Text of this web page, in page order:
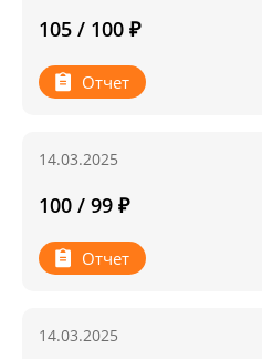
105 / 100 ₽
Отчет
14.03.2025
100 / 99 ₽
Отчет
14.03.2025